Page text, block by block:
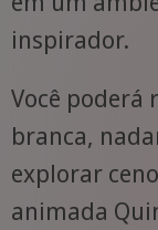
inspirador.
Você poderá
branca,
explorar
animada